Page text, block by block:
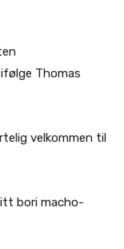
Thomas
velkommen til
bori macho-